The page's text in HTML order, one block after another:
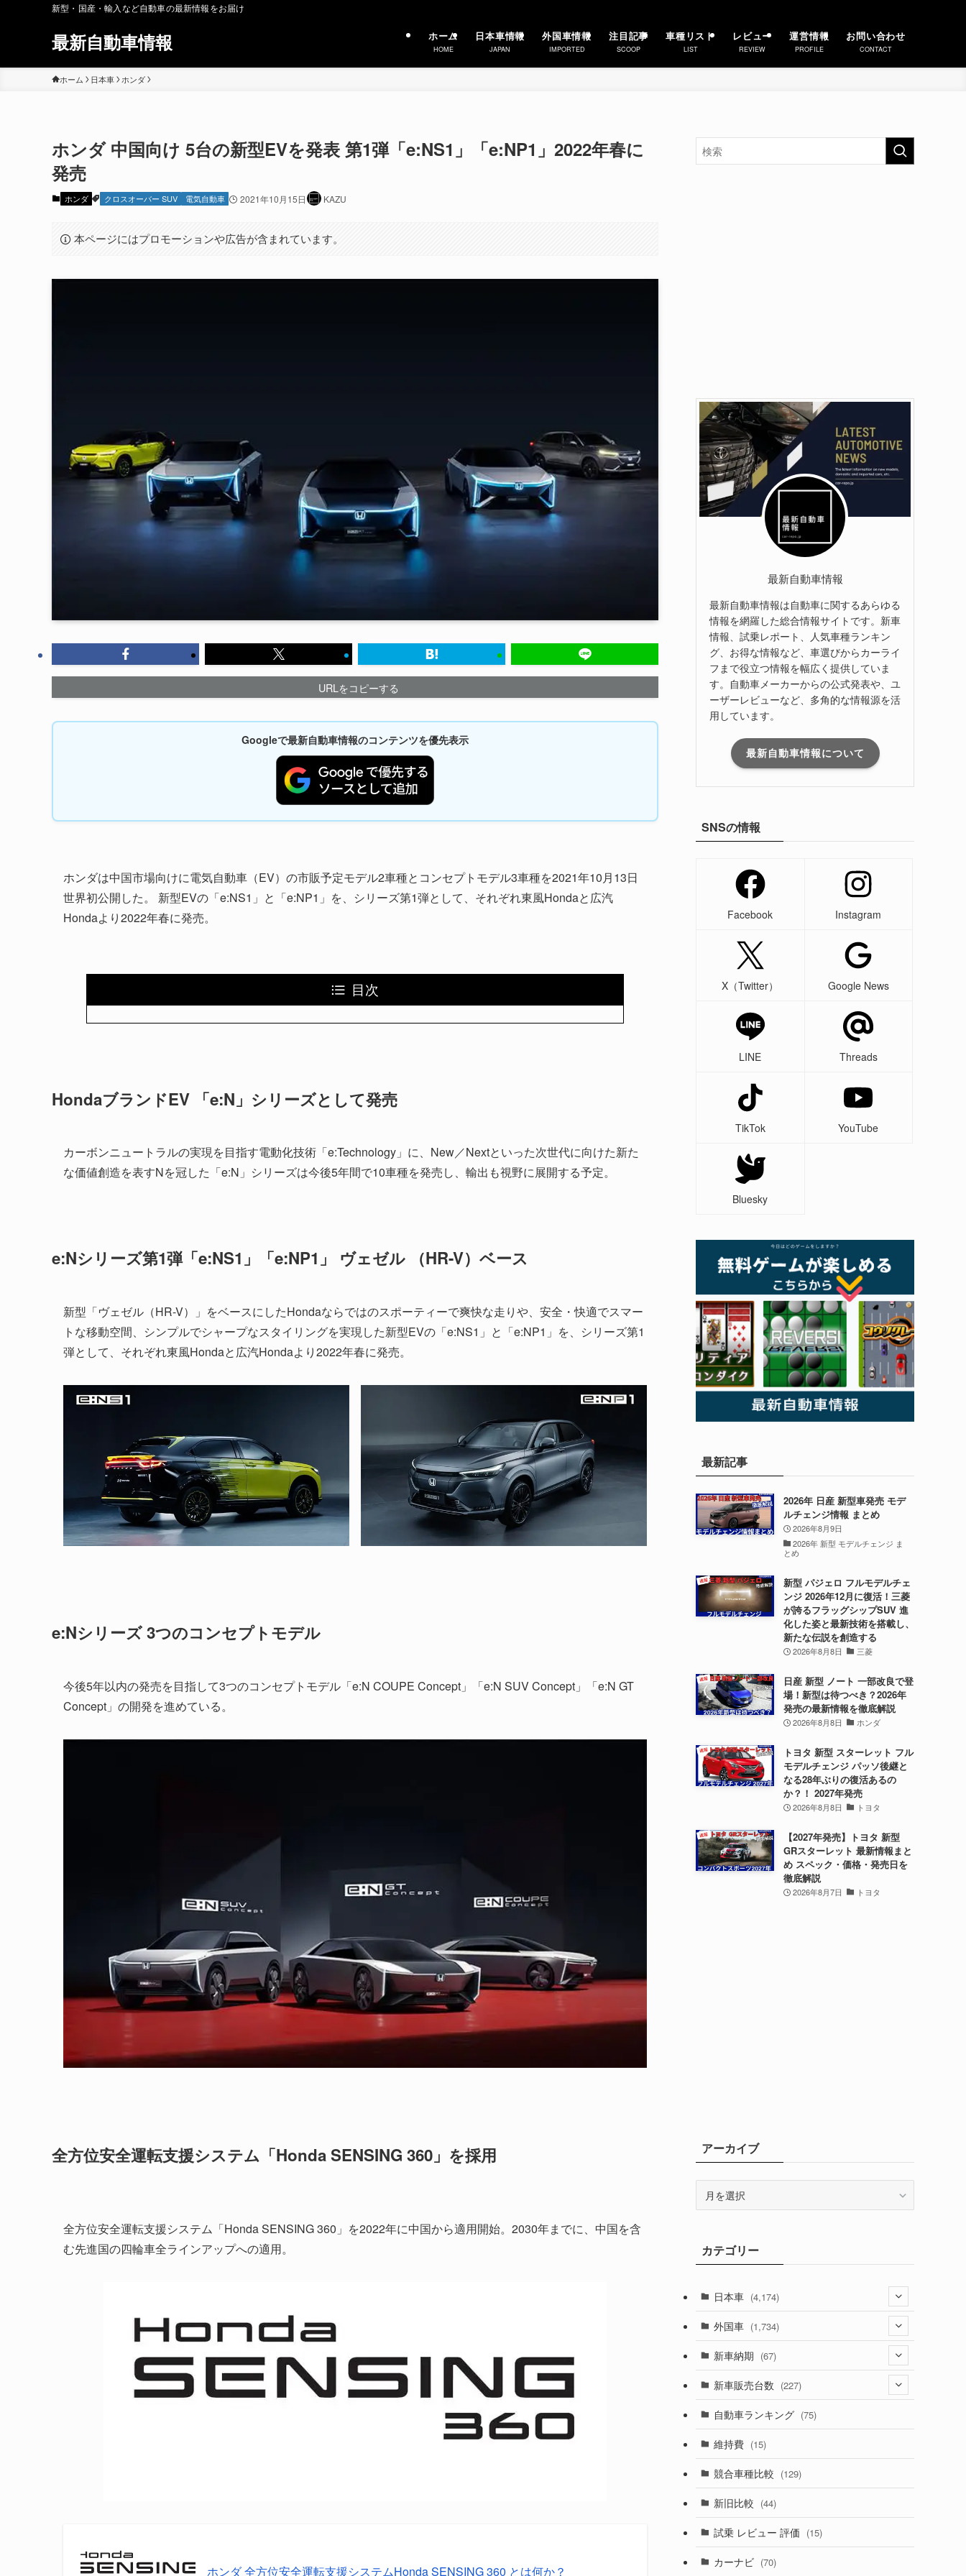
新型・国産・輸入など自動車の最新情報をお届け
最新自動車情報 ホーム
HOME
日本車情報
JAPAN
外国車情報
IMPORTED
注目記事
SCOOP
車種リスト
LIST
レビュー
REVIEW
運営情報
PROFILE
お問い合わせ
CONTACT
ホーム 日本車 ホンダ
ホンダ 中国向け 5台の新型EVを発表 第1弾「e:NS1」「e:NP1」2022年春に
発売
ホンダ クロスオーバー SUV 電気自動車 2021年10月15日 KAZU
本ページにはプロモーションや広告が含まれています。
URLをコピーする
Googleで最新自動車情報のコンテンツを優先表示
ホンダは中国市場向けに電気自動車（EV）の市販予定モデル2車種とコンセプトモデル3車種を2021年10月13日
世界初公開した。 新型EVの「e:NS1」と「e:NP1」を、シリーズ第1弾として、それぞれ東風Hondaと広汽
Hondaより2022年春に発売。
目次
HondaブランドEV 「e:N」シリーズとして発売
カーボンニュートラルの実現を目指す電動化技術「e:Technology」に、New／Nextといった次世代に向けた新た
な価値創造を表すNを冠した「e:N」シリーズは今後5年間で10車種を発売し、輸出も視野に展開する予定。
e:Nシリーズ第1弾「e:NS1」「e:NP1」 ヴェゼル （HR-V）ベース
新型「ヴェゼル（HR-V）」をベースにしたHondaならではのスポーティーで爽快な走りや、安全・快適でスマー
トな移動空間、シンプルでシャープなスタイリングを実現した新型EVの「e:NS1」と「e:NP1」を、シリーズ第1
弾として、それぞれ東風Hondaと広汽Hondaより2022年春に発売。
e:Nシリーズ 3つのコンセプトモデル
今後5年以内の発売を目指して3つのコンセプトモデル「e:N COUPE Concept」「e:N SUV Concept」「e:N GT
Concept」の開発を進めている。
全方位安全運転支援システム「Honda SENSING 360」を採用
全方位安全運転支援システム「Honda SENSING 360」を2022年に中国から適用開始。2030年までに、中国を含
む先進国の四輪車全ラインアップへの適用。
ホンダ 全方位安全運転支援システムHonda SENSING 360 とは何か？
最新自動車情報
最新自動車情報は自動車に関するあらゆる
情報を網羅した総合情報サイトです。新車
情報、試乗レポート、人気車種ランキン
グ、お得な情報など、車選びからカーライ
フまで役立つ情報を幅広く提供していま
す。自動車メーカーからの公式発表や、ユ
ーザーレビューなど、多角的な情報源を活
用しています。
最新自動車情報について
SNSの情報
Facebook Instagram
X（Twitter） Google News
LINE Threads
TikTok YouTube
Bluesky
最新記事
2026年 日産 新型車発売 モデ
ルチェンジ情報 まとめ
2026年8月9日
2026年 新型 モデルチェンジ ま
とめ
新型 パジェロ フルモデルチェ
ンジ 2026年12月に復活！三菱
が誇るフラッグシップSUV 進
化した姿と最新技術を搭載し、
新たな伝説を創造する
2026年8月8日 三菱
日産 新型 ノート 一部改良で登
場！新型は待つべき？2026年
発売の最新情報を徹底解説
2026年8月8日 ホンダ
トヨタ 新型 スターレット フル
モデルチェンジ パッソ後継と
なる28年ぶりの復活あるの
か？！ 2027年発売
2026年8月8日 トヨタ
【2027年発売】トヨタ 新型
GRスターレット 最新情報まと
め スペック・価格・発売日を
徹底解説
2026年8月7日 トヨタ
アーカイブ
ブカテゴリー
日本車 (4,174)
(1,321)
(329)
(526)
(357)
(328)
(194)
(230)
(253)
外国車 (1,734)
(188)
(242)
(85)
(84)
(14)
(222)
(50)
(58)
新車納期 (67)
(28)
(8)
(3)
(3)
(5)
新車販売台数 (227)
(21)
(5)
(7)
自動車ランキング (75)
維持費 (15)
競合車種比較 (129)
新旧比較 (44)
試乗 レビュー 評価 (15)
カーナビ (70)